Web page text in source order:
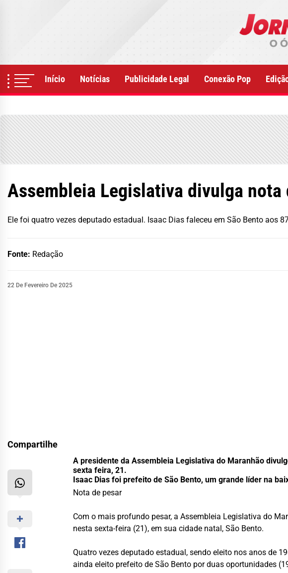
Início Notícias Publicidade Legal Conexão Pop
Assembleia Legislativa divulga nota
Ele foi quatro vezes deputado estadual. Isaac Dias faleceu em São Bento aos
Fonte: Redação
22 De Fevereiro De 2025
Compartilhe
A presidente da Assembleia Legislativa do Maranhão
sexta feira, 21.
Isaac Dias foi prefeito de São Bento, um grande líder na
Nota de pesar
Com o mais profundo pesar, a Assembleia Legislativa do
nesta sexta-feira (21), em sua cidade natal, São Bento.
Quatro vezes deputado estadual, sendo eleito nos anos de
ainda eleito prefeito de São Bento por duas oportunidades